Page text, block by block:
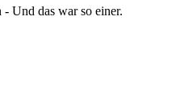
Und das war so einer.